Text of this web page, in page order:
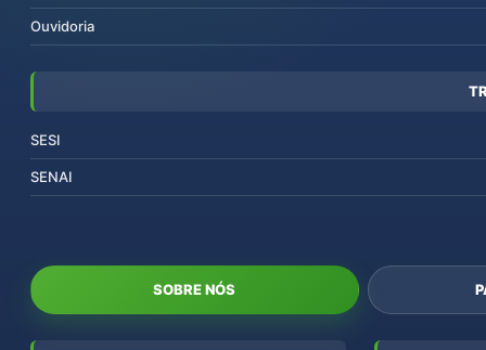
Ouvidoria
SESI
SENAI
SOBRE NÓS